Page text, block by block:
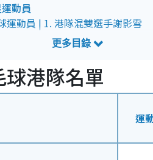
動員
運動員 | 1. 港隊混雙選手謝影雪
運動員 | 2. 港隊混雙選手鄧俊文
運動員 | 3. 國家隊選手陳雨菲
動員 | 4. 台灣選手戴資穎
動員 | 5. 印度「一姐」辛度
運動員 | 6. 前世界球王、丹麥名
制
港隊名單
運